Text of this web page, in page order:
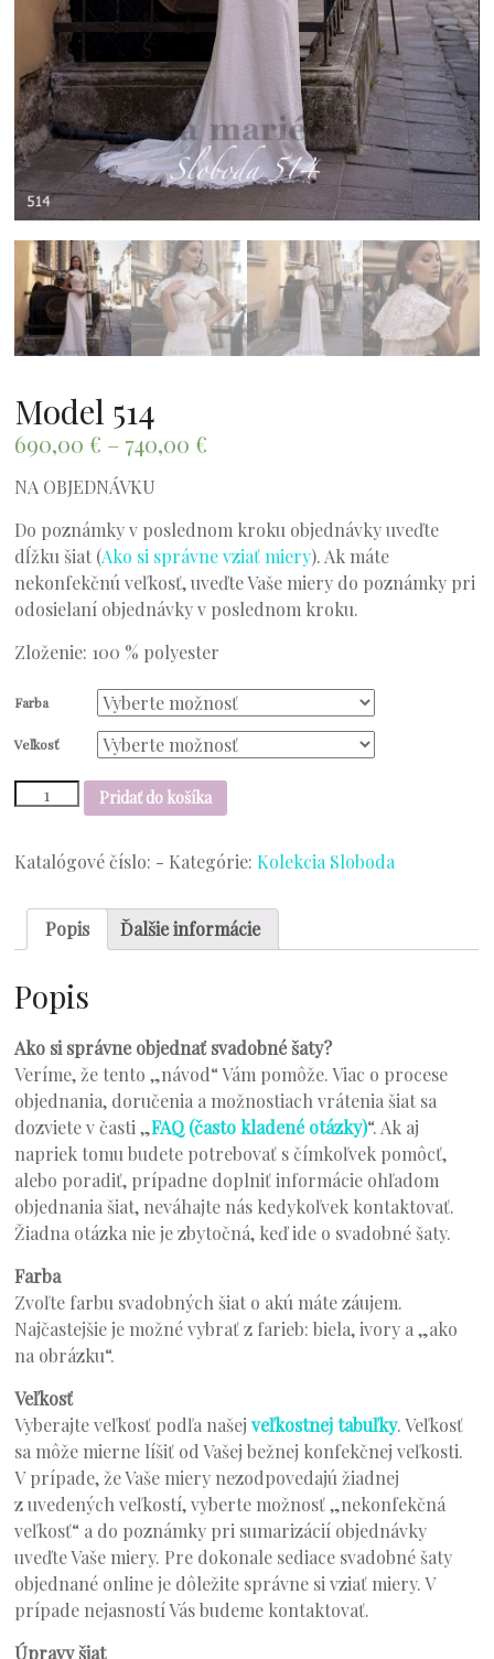
Model 514
690,00€ – 740,00€
NA OBJEDNÁVKU
Do poznámky v poslednom kroku objednávky uveďte
dĺžku šiat (Ako si správne vziať miery). Ak máte
nekonfekčnú veľkosť, uveďte Vaše miery do poznámky pri
odosielaní objednávky v poslednom kroku.
Zloženie: 100 % polyester
Farba
Veľkosť
množstvo
Model
Pridať do košíka
Katalógové číslo: - Kategórie: Kolekcia Sloboda
Popis Ďalšie informácie
Popis
Ako si správne objednať svadobné šaty?
Veríme, že tento „návod“ Vám pomôže. Viac o procese
objednania, doručenia a možnostiach vrátenia šiat sa
dozviete v časti „FAQ (často kladené otázky)“. Ak aj
napriek tomu budete potrebovať s čímkoľvek pomôcť,
alebo poradiť, prípadne doplniť informácie ohľadom
objednania šiat, neváhajte nás kedykoľvek kontaktovať.
Žiadna otázka nie je zbytočná, keď ide o svadobné šaty.
Farba
Zvoľte farbu svadobných šiat o akú máte záujem.
Najčastejšie je možné vybrať z farieb: biela, ivory a „ako
na obrázku“.
Veľkosť
Vyberajte veľkosť podľa našejveľkostnej tabuľky. Veľkosť
sa môže mierne líšiť od Vašej bežnej konfekčnej veľkosti.
V prípade, že Vaše miery nezodpovedajú žiadnej
z uvedených veľkostí, vyberte možnosť „nekonfekčná
veľkosť“ a do poznámky pri sumarizácií objednávky
uveďte Vaše miery. Pre dokonale sediace svadobné šaty
objednané online je dôležite správne si vziať miery. V
prípade nejasností Vás budeme kontaktovať.
Úpravy šiat